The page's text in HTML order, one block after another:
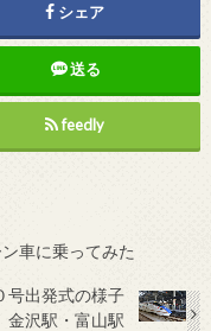
シェア
送る
feedly
車に乗ってみた
号出発式の様子
金沢駅・富山駅